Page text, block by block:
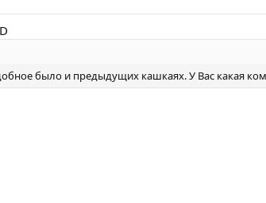
было и предыдущих кашкаях. У Вас какая